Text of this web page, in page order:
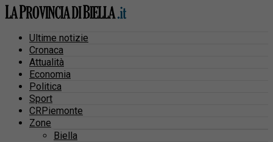
Ultime notizie
Cronaca
Attualità
Economia
Politica
Sport
CRPiemonte
Zone
Biella